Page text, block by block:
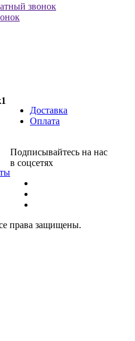
звонок
Доставка
Оплата
Подписывайтесь на нас
в соцсетях
права защищены.